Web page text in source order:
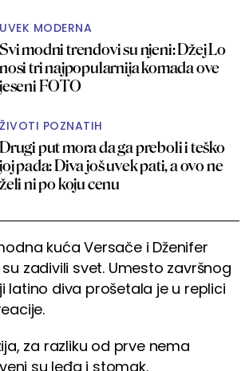
UVEK MODERNA
Svi modni trendovi su njeni: Džej Lo
nosi tri najpopularnija komada ove
jeseni FOTO
ŽIVOTI POZNATIH
Drugi put mora da ga preboli i teško
joj pada: Diva još uvek pati, a ovo ne
želi ni po koju cenu
kuća Versače i Dženifer
zadivili svet. Umesto završnog
latino diva prošetala je u replici
za razliku od prve nema
su leđa i stomak.